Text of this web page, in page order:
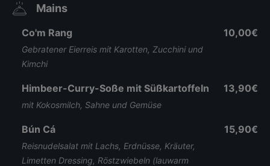
Mains
Co'm Rang
Gebratener Eierreis mit Karotten, Zucchini und
Kimchi
10,00€
Himbeer-Curry-Soße mit Süßkartoffeln
mit Kokosmilch, Sahne und Gemüse
13,90€
Bún Cá
Reisnudelsalat mit Lachs, Erdnüsse, Kräuter,
Limetten Dressing, Röstzwiebeln (lauwarm
15,90€